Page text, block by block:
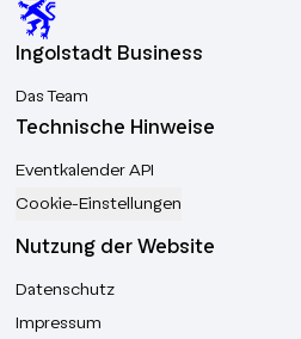
Ingolstadt Business
Das Team
Technische Hinweise
Eventkalender API
Cookie-Einstellungen
Nutzung der Website
Datenschutz
Impressum